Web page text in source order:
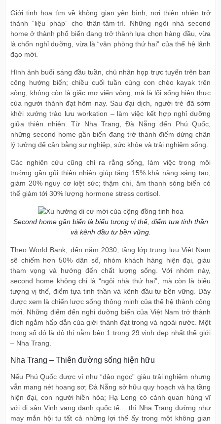
Giới tinh hoa tìm về không gian yên bình, nơi thiên nhiên trở
thành “liệu pháp” cho thân-tâm-trí. Những ngôi nhà second
home ở thành phố biển đang trở thành lựa chọn hàng đầu, vừa
là chốn nghỉ dưỡng, vừa là “văn phòng thứ hai” của thế hệ lãnh
đạo mới.
Hình ảnh buổi sáng đầu tuần, chủ nhân họp trực tuyến trên ban
công hướng biển; chiều cuối tuần cùng con chèo kayak trên
sông, không còn là giấc mơ viển vông, mà là lối sống hiện thực
của người thành đạt hôm nay. Sau đại dịch, người trẻ đã sớm
khởi xướng trào lưu workation – làm việc kết hợp nghỉ dưỡng
giữa thiên nhiên. Từ Nha Trang, Đà Nẵng đến Phú Quốc,
những second home gần biển đang trở thành điểm dừng chân
lý tưởng để cân bằng sự nghiệp, sức khỏe và trải nghiệm sống.
Các nghiên cứu cũng chỉ ra rằng sống, làm việc trong môi
trường gần gũi thiên nhiên giúp tăng 15% khả năng sáng tạo,
giảm 20% nguy cơ kiệt sức; thậm chí, âm thanh sóng biển có
thể giảm tới 30% lượng hormone stress cortisol.
Second home gần biển là biểu tượng vị thế, điểm tựa tinh thần
và kênh đầu tư bền vững.
Theo World Bank, đến năm 2030, tầng lớp trung lưu Việt Nam
sẽ chiếm hơn 50% dân số, nhóm khách hàng hiện đại, giàu
tham vọng và hướng đến chất lượng sống. Với nhóm này,
second home không chỉ là “ngôi nhà thứ hai”, mà còn là biểu
tượng vị thế, điểm tựa tinh thần và kênh đầu tư bền vững. Đây
được xem là chiến lược sống thông minh của thế hệ thành công
mới. Những điểm đến nghỉ dưỡng biển của Việt Nam trở thành
đích ngắm hấp dẫn của giới thành đạt trong và ngoài nước. Một
trong số đó là đô thị nằm bên 1 trong 29 vịnh đẹp nhất thế giới
– Nha Trang.
Nha Trang – Thiên đường sống hiện hữu
Nếu Phú Quốc được ví như “đảo ngọc” giàu trải nghiệm nhưng
vẫn mang nét hoang sơ; Đà Nẵng sở hữu quy hoạch và hạ tầng
hiện đại, con người hiền hòa; Hạ Long có cảnh quan hùng vĩ
với di sản Vịnh vang danh quốc tế… thì Nha Trang dường như
may mắn hội tụ tất cả những lợi thế ấy trong một không gian